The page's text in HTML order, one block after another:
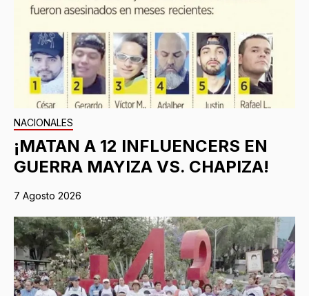
NACIONALES
¡MATAN A 12 INFLUENCERS EN
GUERRA MAYIZA VS. CHAPIZA!
7 Agosto 2026